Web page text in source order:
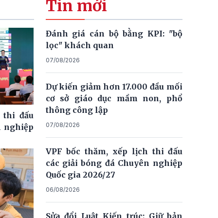
thi đấu
nghiệp
Tin mới
Đánh giá cán bộ bằng KPI: "bộ
lọc" khách quan
07/08/2026
Dự kiến giảm hơn 17.000 đầu mối
cơ sở giáo dục mầm non, phổ
thông công lập
07/08/2026
VPF bốc thăm, xếp lịch thi đấu
các giải bóng đá Chuyên nghiệp
Quốc gia 2026/27
06/08/2026
Sửa đổi Luật Kiến trúc: Giữ bản